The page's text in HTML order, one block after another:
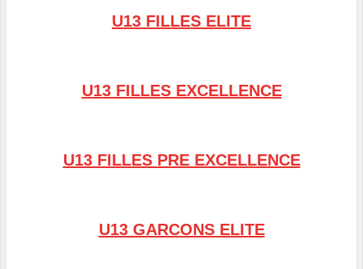
U13 FILLES ELITE
U13 FILLES EXCELLENCE
U13 FILLES PRE EXCELLENCE
U13 GARCONS ELITE